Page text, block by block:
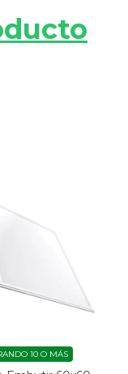
10 O MÁS